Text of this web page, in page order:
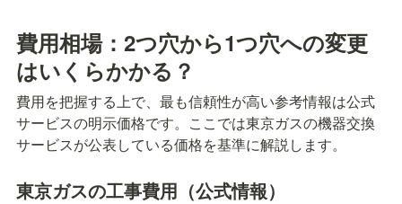
費用相場：2つ穴から1つ穴への変更
はいくらかかる？
費用を把握する上で、最も信頼性が高い参考情報は公式
サービスの明示価格です。ここでは東京ガスの機器交換
サービスが公表している価格を基準に解説します。
東京ガスの工事費用（公式情報）